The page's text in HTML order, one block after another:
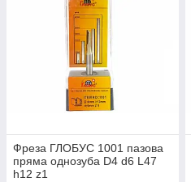
Фреза ГЛОБУС 1001 пазова
пряма однозуба D4 d6 L47
h12 z1